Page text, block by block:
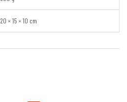
20 × 15 × 10 cm